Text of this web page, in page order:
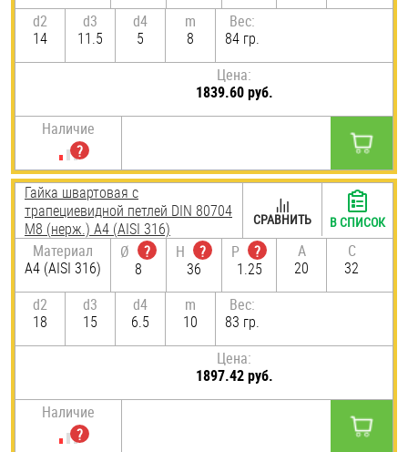
d2
14
d3
11.5
d4
5
m
8
Вес:
84 гр.
Цена:
1839.60 руб.
Наличие
Гайка швартовая с
трапециевидной петлей DIN 80704
М8 (нерж.) A4 (AISI 316)
Материал
A4 (AISI 316)
Ø
?
8
H
?
36
P
?
1.25
A
20
C
32
d2
18
d3
15
d4
6.5
m
10
Вес:
83 гр.
Цена:
1897.42 руб.
Наличие
СРАВНИТЬ В СПИСОК